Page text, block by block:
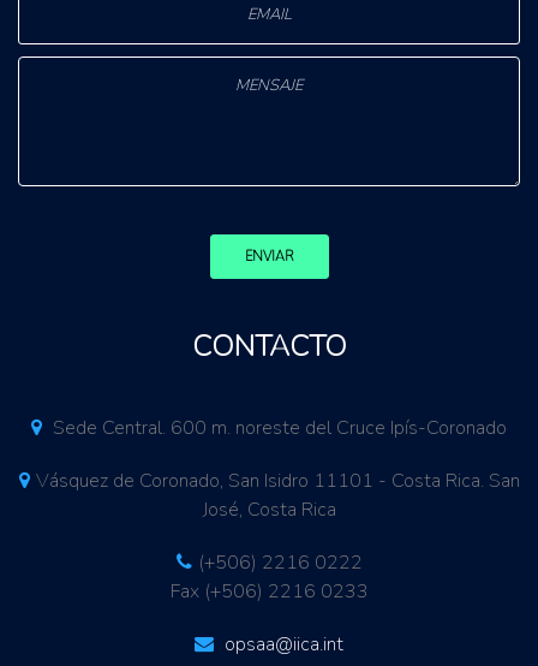
ENVIAR
CONTACTO
Sede Central. 600 m. noreste del Cruce Ipís-Coronado
Vásquez de Coronado, San Isidro 11101 - Costa Rica. San
José, Costa Rica
(+506) 2216 0222
Fax (+506) 2216 0233
opsaa@iica.int